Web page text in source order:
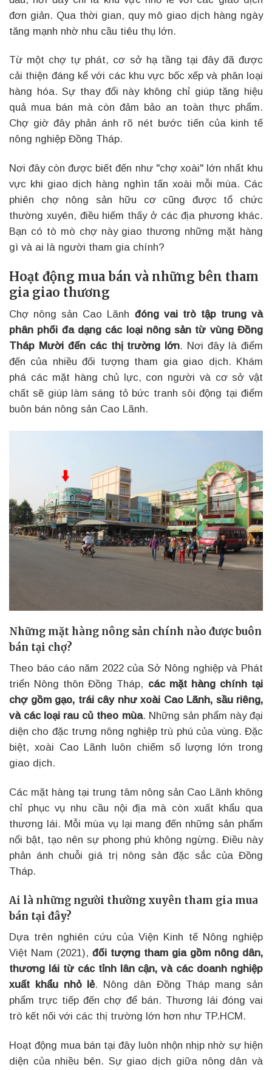
đơn giản. Qua thời gian, quy mô giao dịch hàng ngày
tăng mạnh nhờ nhu cầu tiêu thụ lớn.
Từ một chợ tự phát, cơ sở hạ tầng tại đây đã được
cải thiện đáng kể với các khu vực bốc xếp và phân loại
hàng hóa. Sự thay đổi này không chỉ giúp tăng hiệu
quả mua bán mà còn đảm bảo an toàn thực phẩm.
Chợ giờ đây phản ánh rõ nét bước tiến của kinh tế
nông nghiệp Đồng Tháp.
Nơi đây còn được biết đến như "chợ xoài" lớn nhất khu
vực khi giao dịch hàng nghìn tấn xoài mỗi mùa. Các
phiên chợ nông sản hữu cơ cũng được tổ chức
thường xuyên, điều hiếm thấy ở các địa phương khác.
Bạn có tò mò chợ này giao thương những mặt hàng
gì và ai là người tham gia chính?
Hoạt động mua bán và những bên tham
gia giao thương
Chợ nông sản Cao Lãnh đóng vai trò tập trung và
phân phối đa dạng các loại nông sản từ vùng Đồng
Tháp Mười đến các thị trường lớn. Nơi đây là điểm
đến của nhiều đối tượng tham gia giao dịch. Khám
phá các mặt hàng chủ lực, con người và cơ sở vật
chất sẽ giúp làm sáng tỏ bức tranh sôi động tại điểm
buôn bán nông sản Cao Lãnh.
Những mặt hàng nông sản chính nào được buôn
bán tại chợ?
Theo báo cáo năm 2022 của Sở Nông nghiệp và Phát
triển Nông thôn Đồng Tháp, các mặt hàng chính tại
chợ gồm gạo, trái cây như xoài Cao Lãnh, sầu riêng,
và các loại rau củ theo mùa. Những sản phẩm này đại
diện cho đặc trưng nông nghiệp trù phú của vùng. Đặc
biệt, xoài Cao Lãnh luôn chiếm số lượng lớn trong
giao dịch.
Các mặt hàng tại trung tâm nông sản Cao Lãnh không
chỉ phục vụ nhu cầu nội địa mà còn xuất khẩu qua
thương lái. Mỗi mùa vụ lại mang đến những sản phẩm
nổi bật, tạo nên sự phong phú không ngừng. Điều này
phản ánh chuỗi giá trị nông sản đặc sắc của Đồng
Tháp.
Ai là những người thường xuyên tham gia mua
bán tại đây?
Dựa trên nghiên cứu của Viện Kinh tế Nông nghiệp
Việt Nam (2021), đối tượng tham gia gồm nông dân,
thương lái từ các tỉnh lân cận, và các doanh nghiệp
xuất khẩu nhỏ lẻ. Nông dân Đồng Tháp mang sản
phẩm trực tiếp đến chợ để bán. Thương lái đóng vai
trò kết nối với các thị trường lớn hơn như TP.HCM.
Hoạt động mua bán tại đây luôn nhộn nhịp nhờ sự hiện
diện của nhiều bên. Sự giao dịch giữa nông dân và